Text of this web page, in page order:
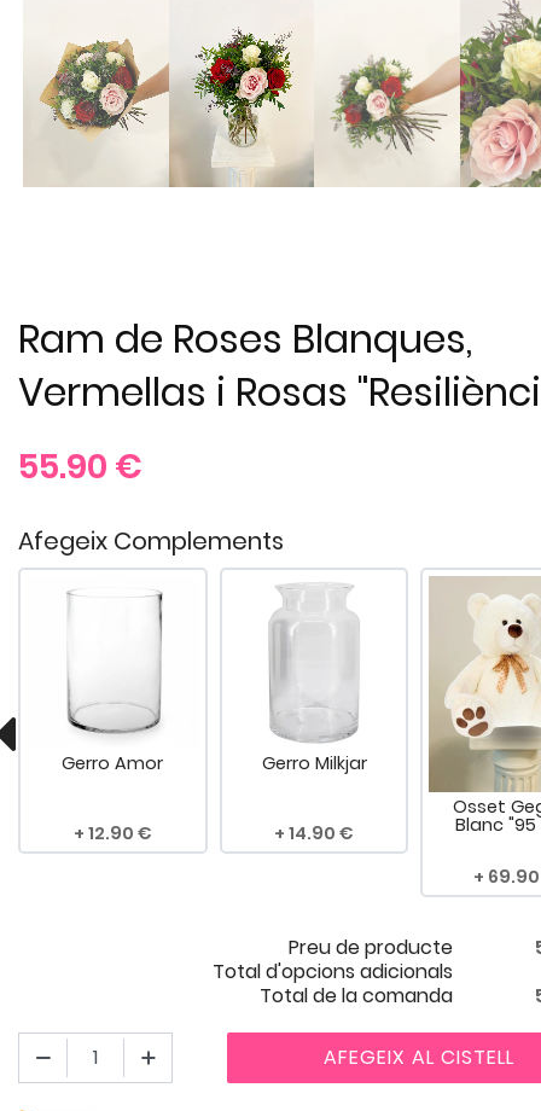
Ram de Roses Blanques,
Vermellas i Rosas
55.90 €
Afegeix Complements
Gerro Amor
12.90
Gerro Milkjar
14.90
Osset
Blanc
69.90
Preu de producte
Total d'opcions adicionals
Total de la comanda
AFEGEIX AL CISTELL